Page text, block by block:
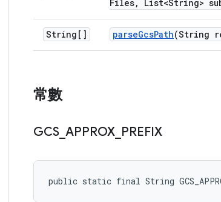
Files, List<String>
String[] parseGcsPath(String
常數
GCS APPROX PREFIX
public static final String